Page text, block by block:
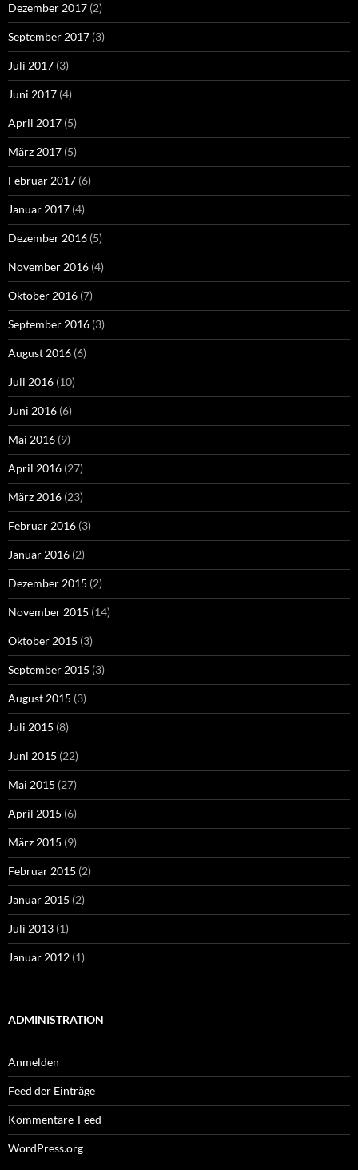
Dezember 2017 (2)
September 2017 (3)
Juli 2017 (3)
Juni 2017 (4)
April 2017 (5)
März 2017 (5)
Februar 2017 (6)
Januar 2017 (4)
Dezember 2016 (5)
November 2016 (4)
Oktober 2016 (7)
September 2016 (3)
August 2016 (6)
Juli 2016 (10)
Juni 2016 (6)
Mai 2016 (9)
April 2016 (27)
März 2016 (23)
Februar 2016 (3)
Januar 2016 (2)
Dezember 2015 (2)
November 2015 (14)
Oktober 2015 (3)
September 2015 (3)
August 2015 (3)
Juli 2015 (8)
Juni 2015 (22)
Mai 2015 (27)
April 2015 (6)
März 2015 (9)
Februar 2015 (2)
Januar 2015 (2)
Juli 2013 (1)
Januar 2012 (1)
ADMINISTRATION
Anmelden
Feed der Einträge
Kommentare-Feed
WordPress.org